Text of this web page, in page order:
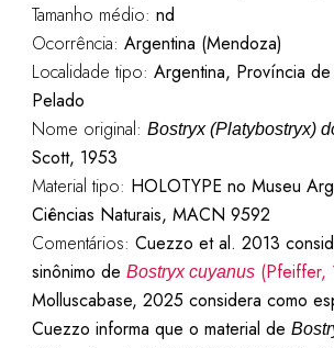
Tamanho médio: nd
Ocorrência: Argentina (Mendoza)
Localidade tipo: Argentina, Província
Pelado
Nome original: Bostryx (Platybostryx)
Scott, 1953
Material tipo: HOLOTYPE no Museu
Ciências Naturais, MACN 9592
Comentários: Cuezzo et al. 2013
sinônimo de Bostryx cuyanus(Pfeiffer,
Molluscabase, 2025 considera como
Cuezzo informa que o material de